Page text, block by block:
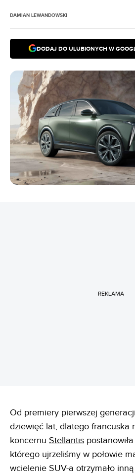
DAMIAN LEWANDOWSKI
DODAJ DO ULUBIONYCH W
REKLAMA
Od premiery pierwszej
dziewięć lat, dlatego francuska
koncernu Stellantis
którego ujrzeliśmy w połowie
wcielenie SUV-a otrzymało